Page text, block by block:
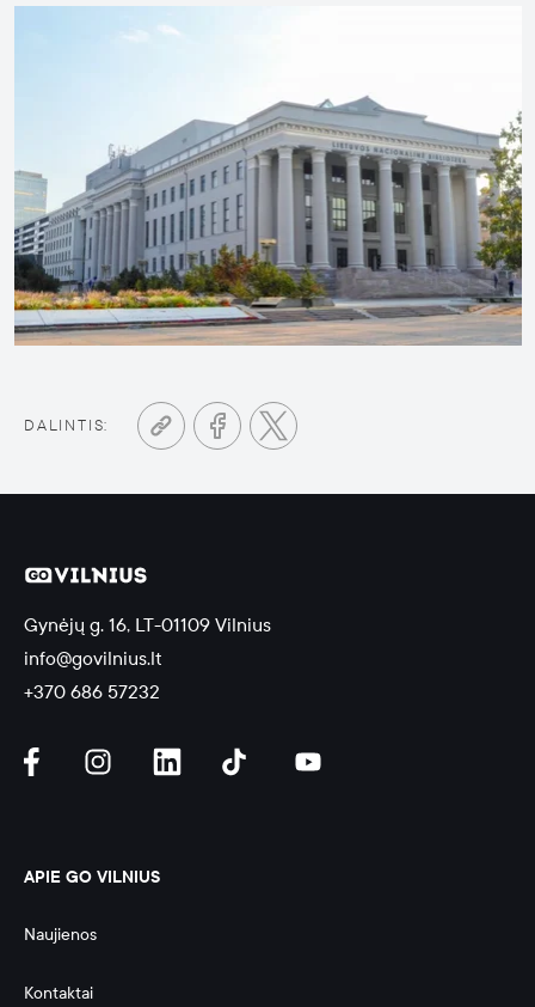
DALINTIS:
Gynėjų g. 16, LT-01109 Vilnius
info@govilnius.lt
+370 686 57232
APIE GO VILNIUS
Naujienos
Kontaktai